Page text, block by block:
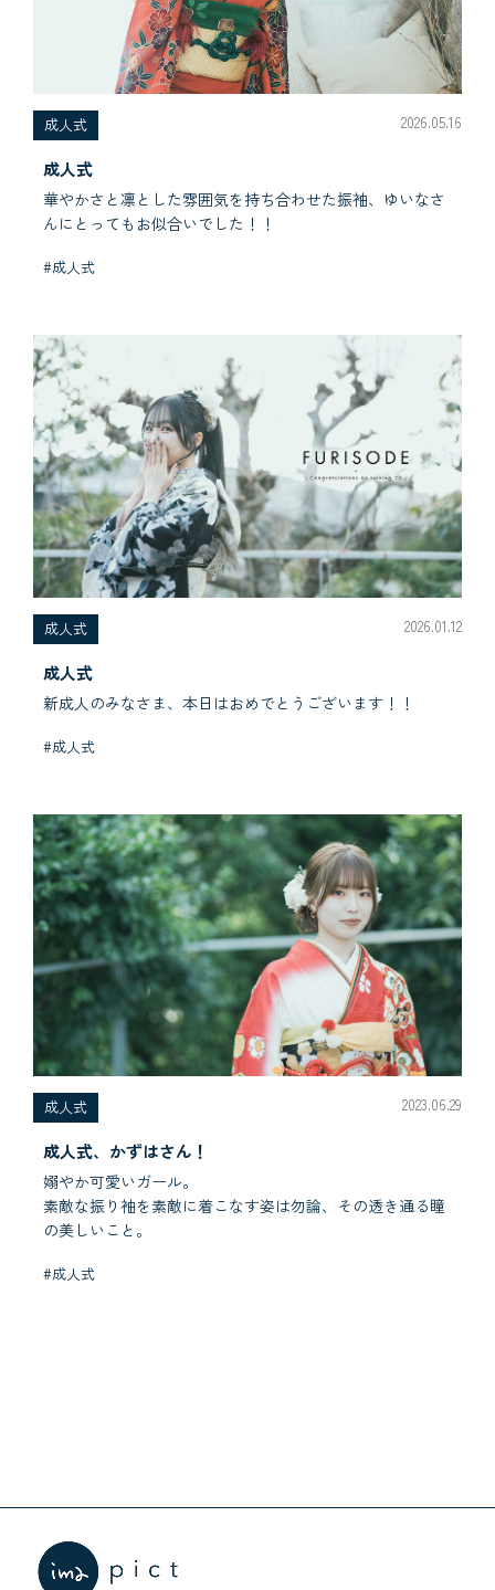
成人式 2026.05.16
成人式
華やかさと凛とした雰囲気を持ち合わせた振袖、ゆいなさ
んにとってもお似合いでした！！
#成人式
成人式 2026.01.12
成人式
新成人のみなさま、本日はおめでとうございます！！
#成人式
成人式 2023.06.29
成人式、かずはさん！
嫋やか可愛いガール。
素敵な振り袖を素敵に着こなす姿は勿論、その透き通る瞳
の美しいこと。
#成人式